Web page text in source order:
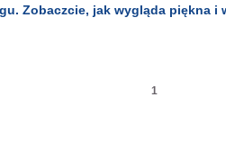
Zobaczcie, jak wygląda piękna
1